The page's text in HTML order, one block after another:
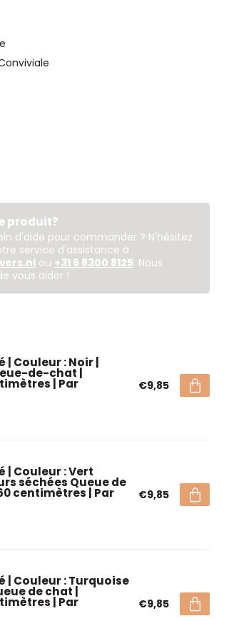
produit?
d'aide pour commander ? N'hésitez
service d'assistance à
ou +31 6 8300 8125. Nous
vous aider !
Couleur : Noir |
de-chat |
| Par €9,85
| Couleur : Vert
séchées Queue de
centimètres | Par €9,85
| Couleur : Turquoise
de chat |
| Par €9,85